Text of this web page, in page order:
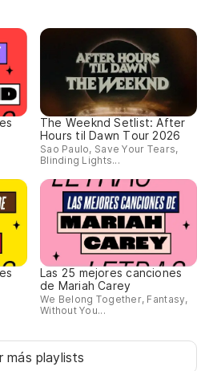
The Weeknd Setlist: After
Hours til Dawn Tour 2026
Sao Paulo, Save Your Tears,
Blinding Lights...
Las 25 mejores canciones
de Mariah Carey
We Belong Together, Fantasy,
Without You...
más playlists